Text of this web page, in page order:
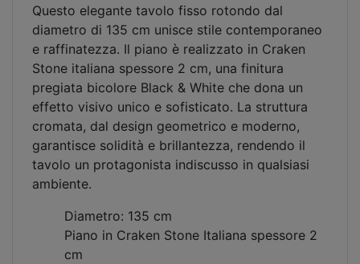
Questo elegante tavolo fisso rotondo dal
diametro di 135 cm unisce stile contemporaneo
e raffinatezza. Il piano è realizzato in Craken
Stone italiana spessore 2 cm, una finitura
pregiata bicolore Black & White che dona un
effetto visivo unico e sofisticato. La struttura
cromata, dal design geometrico e moderno,
garantisce solidità e brillantezza, rendendo il
tavolo un protagonista indiscusso in qualsiasi
ambiente.
Diametro: 135 cm
Piano in Craken Stone Italiana spessore 2
cm